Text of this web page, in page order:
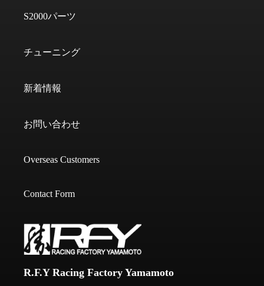
R.F.Y Racing Factory Yamamoto
S2000パーツ
チューニング
新着情報
お問い合わせ
Overseas Customers
Contact Form